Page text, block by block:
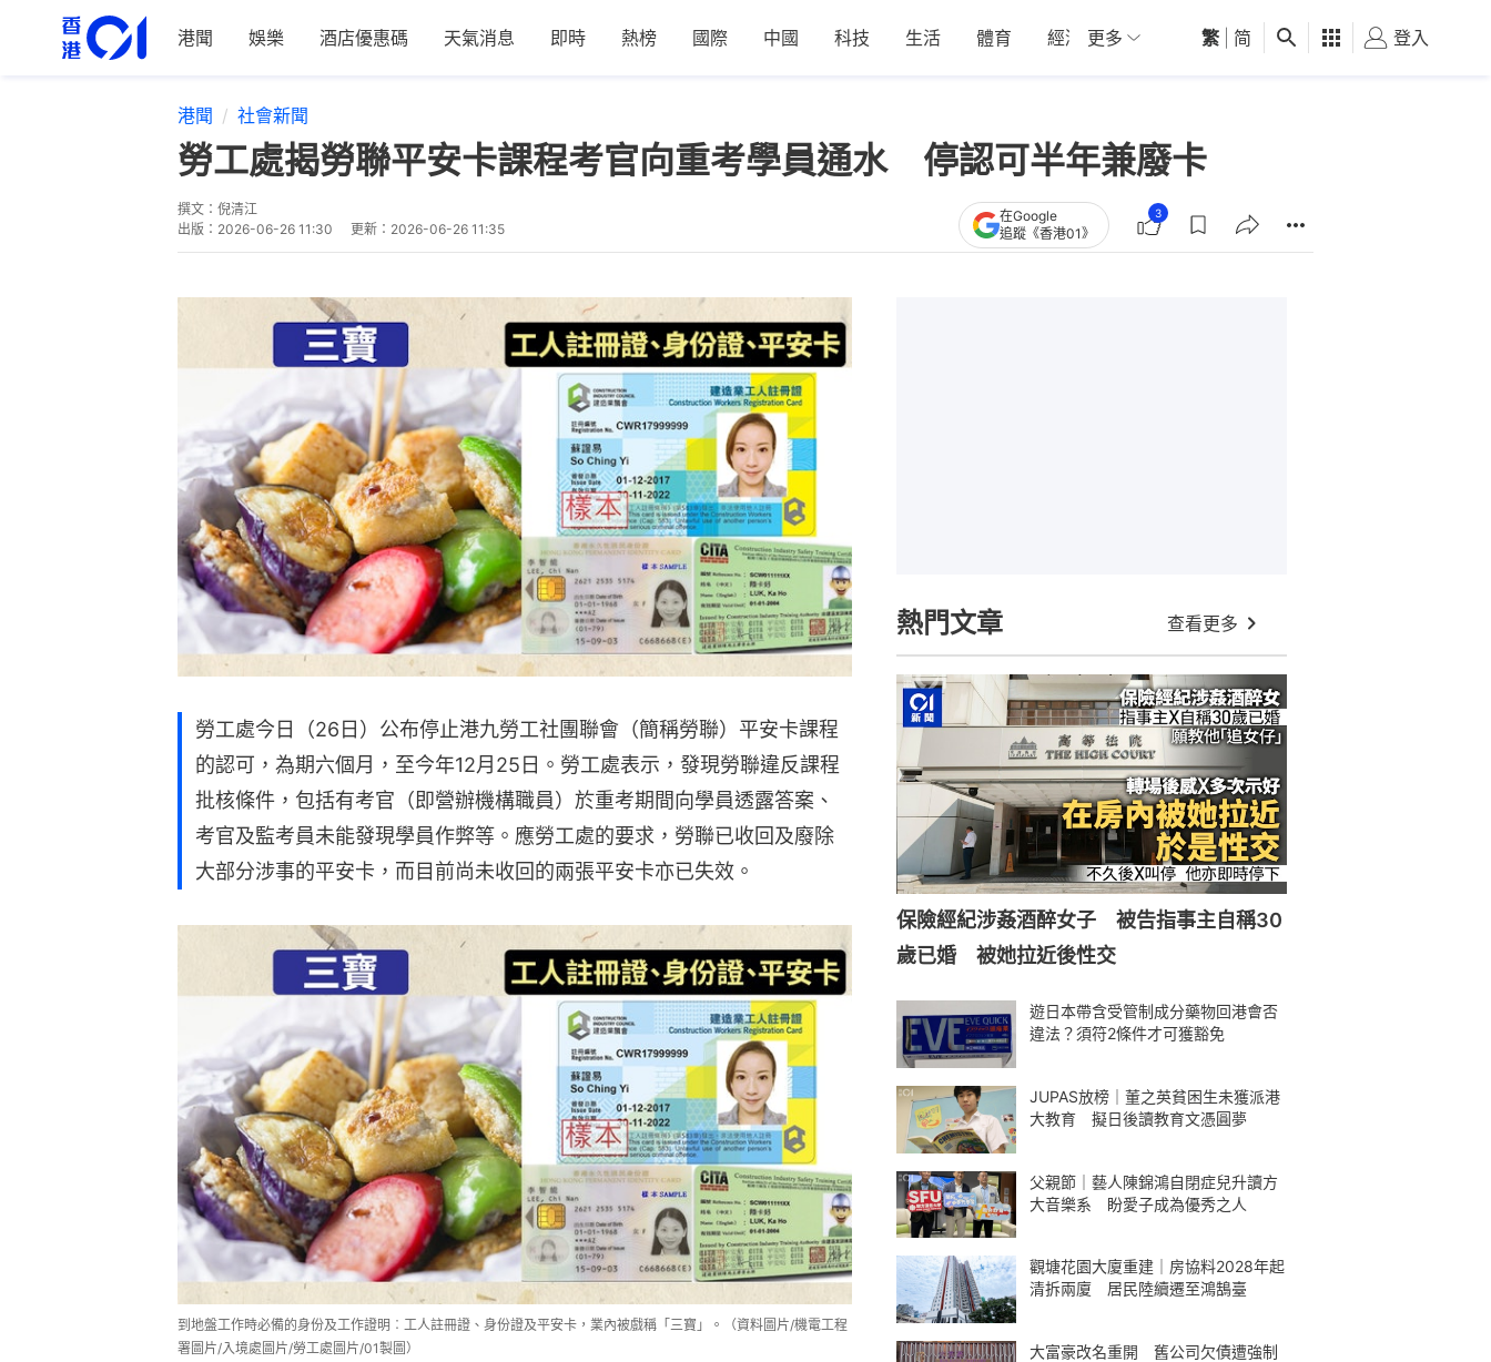
港聞 娛樂 酒店優惠碼 天氣消息 即時 熱榜 國際 中國 科技 生活 體育 經濟 01深圳 觀點 健康 好食玩飛
更多 繁 简 登入
港聞 社會新聞
​勞工處揭勞聯平安卡課程考官向重考學員通水 停認可半年兼廢卡
撰文： 倪清江
出版： 2026-06-26 11:30 更新： 2026-06-26 11:35
在Google
追蹤《香港01》
3
勞工處今日（26日）公布停止港九勞工社團聯會（簡稱勞聯）平安卡課程
的認可，為期六個月，至今年12月25日。勞工處表示，發現勞聯違反課程
批核條件，包括有考官（即營辦機構職員）於重考期間向學員透露答案、
考官及監考員未能發現學員作弊等。應勞工處的要求，勞聯已收回及廢除
大部分涉事的平安卡，而目前尚未收回的兩張平安卡亦已失效。
到地盤工作時必備的身份及工作證明︰工人註冊證、身份證及平安卡，業內被戲稱「三寶」。（資料圖片/機電工程
署圖片/入境處圖片/勞工處圖片/01製圖）
熱門文章 查看更多
保險經紀涉姦酒醉女子 被告指事主自稱30
歲已婚 被她拉近後性交
遊日本帶含受管制成分藥物回港會否
違法？須符2條件才可獲豁免
JUPAS放榜｜董之英貧困生未獲派港
大教育 擬日後讀教育文憑圓夢
父親節｜藝人陳錦鴻自閉症兒升讀方
大音樂系 盼愛子成為優秀之人
觀塘花園大廈重建｜房協料2028年起
清拆兩廈 居民陸續遷至鴻鵠臺
大富豪改名重開 舊公司欠債遭強制